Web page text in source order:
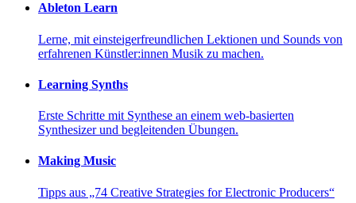
Ableton Learn
Lerne, mit einsteigerfreundlichen Lektionen und Sounds von
erfahrenen Künstler:innen Musik zu machen.
Learning Synths
Erste Schritte mit Synthese an einem web-basierten
Synthesizer und begleitenden Übungen.
Making Music
Tipps aus „74 Creative Strategies for Electronic Producers“